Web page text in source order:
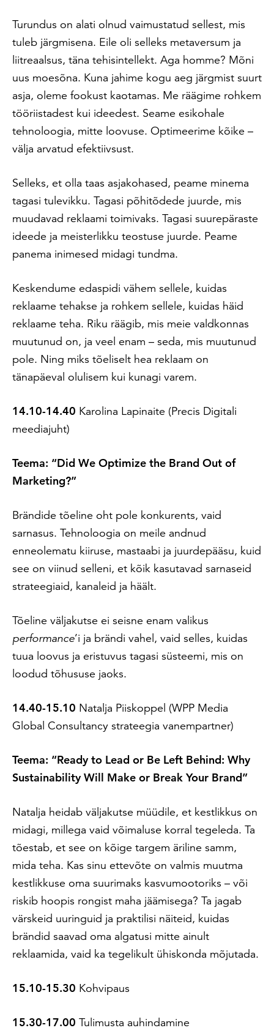
Turundus on alati olnud vaimustatud sellest, mis
tuleb järgmisena. Eile oli selleks metaversum ja
liitreaalsus, täna tehisintellekt. Aga homme? Mõni
uus moesõna. Kuna jahime kogu aeg järgmist suurt
asja, oleme fookust kaotamas. Me räägime rohkem
tööriistadest kui ideedest. Seame esikohale
tehnoloogia, mitte loovuse. Optimeerime kõike –
välja arvatud efektiivsust.
Selleks, et olla taas asjakohased, peame minema
tagasi tulevikku. Tagasi põhitõdede juurde, mis
muudavad reklaami toimivaks. Tagasi suurepäraste
ideede ja meisterlikku teostuse juurde. Peame
panema inimesed midagi tundma.
Keskendume edaspidi vähem sellele, kuidas
reklaame tehakse ja rohkem sellele, kuidas häid
reklaame teha. Riku räägib, mis meie valdkonnas
muutunud on, ja veel enam – seda, mis muutunud
pole. Ning miks tõeliselt hea reklaam on
tänapäeval olulisem kui kunagi varem.
14.10-14.40 Karolina Lapinaite (Precis Digitali
meediajuht)
Teema: “Did We Optimize the Brand Out of
Marketing?”
Brändide tõeline oht pole konkurents, vaid
sarnasus. Tehnoloogia on meile andnud
enneolematu kiiruse, mastaabi ja juurdepääsu, kuid
see on viinud selleni, et kõik kasutavad sarnaseid
strateegiaid, kanaleid ja häält.
Tõeline väljakutse ei seisne enam valikus
performance’i ja brändi vahel, vaid selles, kuidas
tuua loovus ja eristuvus tagasi süsteemi, mis on
loodud tõhususe jaoks.
14.40-15.10 Natalja Piiskoppel (WPP Media
Global Consultancy strateegia vanempartner)
Teema: “Ready to Lead or Be Left Behind: Why
Sustainability Will Make or Break Your Brand”
Natalja heidab väljakutse müüdile, et kestlikkus on
midagi, millega vaid võimaluse korral tegeleda. Ta
tõestab, et see on kõige targem äriline samm,
mida teha. Kas sinu ettevõte on valmis muutma
kestlikkuse oma suurimaks kasvumootoriks – või
riskib hoopis rongist maha jäämisega? Ta jagab
värskeid uuringuid ja praktilisi näiteid, kuidas
brändid saavad oma algatusi mitte ainult
reklaamida, vaid ka tegelikult ühiskonda mõjutada.
15.10-15.30 Kohvipaus
15.30-17.00 Tulimusta auhindamine